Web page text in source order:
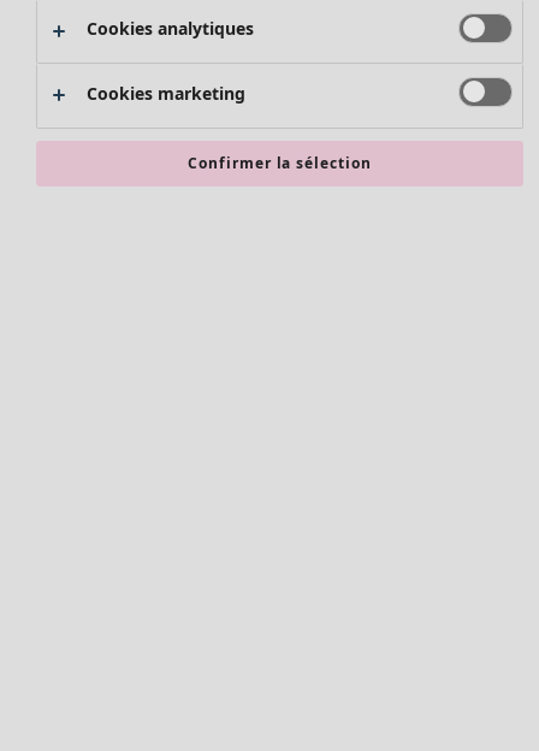
Bonnes affaires en soldes - jusqu'à -70
Cookies analytiques
Cookies marketing
Confirmer la sélection